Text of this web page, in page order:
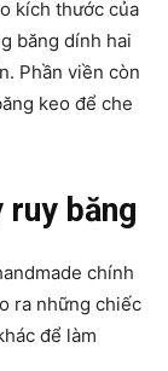
kích thước của
băng dính hai
Phần viền còn
keo để che
băng
chính
ra những chiếc
để làm